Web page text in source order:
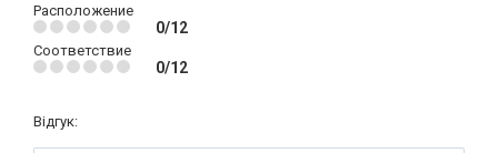
Расположение
0/12
Соответствие
0/12
Відгук: